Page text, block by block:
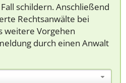
schildern. Anschließend
Rechtsanwälte bei
weitere Vorgehen
durch einen Anwalt